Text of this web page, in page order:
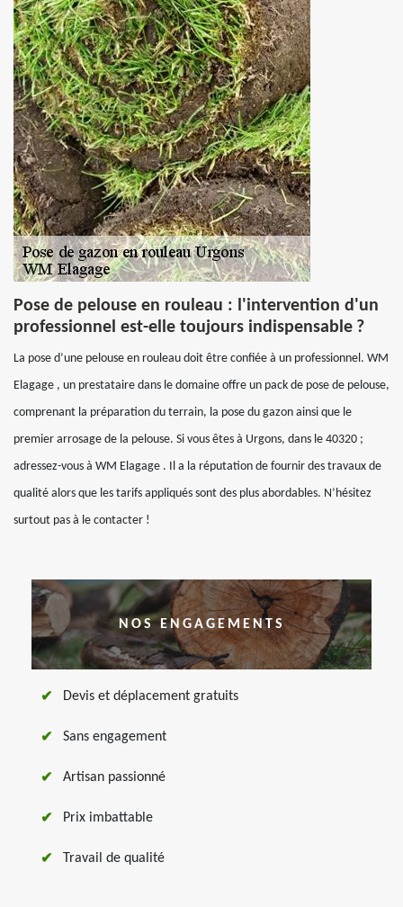
Pose de pelouse en rouleau : l'intervention d'un
professionnel est-elle toujours indispensable ?
La pose d’une pelouse en rouleau doit être confiée à un professionnel. WM
Elagage , un prestataire dans le domaine offre un pack de pose de pelouse,
comprenant la préparation du terrain, la pose du gazon ainsi que le
premier arrosage de la pelouse. Si vous êtes à Urgons, dans le 40320 ;
adressez-vous à WM Elagage . Il a la réputation de fournir des travaux de
qualité alors que les tarifs appliqués sont des plus abordables. N’hésitez
surtout pas à le contacter !
NOS ENGAGEMENTS
Devis et déplacement gratuits
Sans engagement
Artisan passionné
Prix imbattable
Travail de qualité